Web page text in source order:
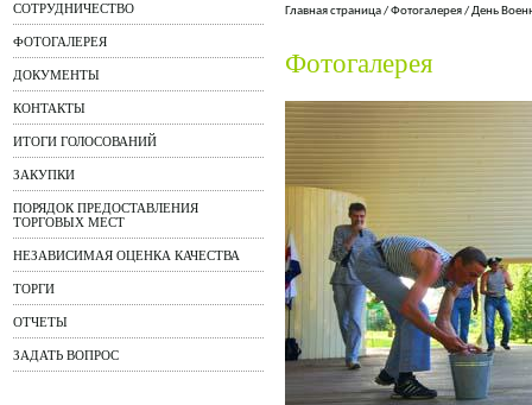
СОТРУДНИЧЕСТВО
ФОТОГАЛЕРЕЯ
ДОКУМЕНТЫ
КОНТАКТЫ
ИТОГИ ГОЛОСОВАНИЙ
ЗАКУПКИ
ПОРЯДОК ПРЕДОСТАВЛЕНИЯ
ТОРГОВЫХ МЕСТ
НЕЗАВИСИМАЯ ОЦЕНКА КАЧЕСТВА
ТОРГИ
ОТЧЕТЫ
ЗАДАТЬ ВОПРОС
Главная страница/Фотогалерея/День
Фотогалерея